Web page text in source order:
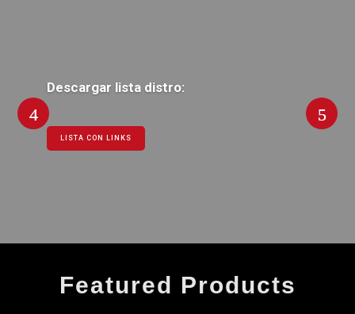
Descargar lista distro:
LISTA CON LINKS
Featured Products